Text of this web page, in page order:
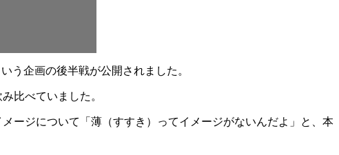
う企画の後半戦が公開されました。
比べていました。
ージについて「薄（すすき）ってイメージがないんだよ」と、本